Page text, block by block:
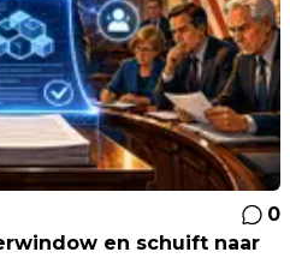
0
en schuift naar